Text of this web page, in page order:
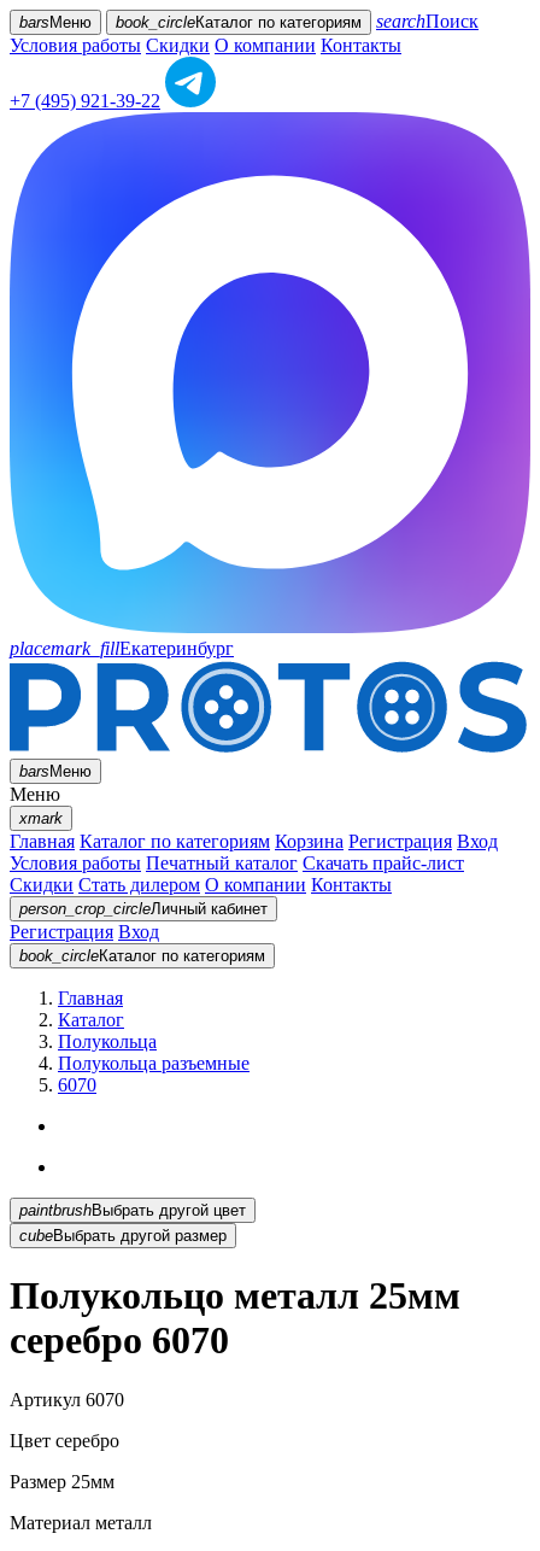
bars Меню book_circleКаталог по категориям searchПоиск
Условия работы Скидки О компании Контакты
+7 (495) 921-39-22
placemark_fillЕкатеринбург
barsМеню
Меню
xmark
Главная Каталог по категориям Корзина Регистрация Вход
Условия работы Печатный каталог Скачать прайс-лист
Скидки Стать дилером О компании Контакты
person_crop_circleЛичный кабинет
Регистрация Вход
book_circleКаталог по категориям
Главная
Каталог
Полукольца
Полукольца разъемные
6070
paintbrush
Выбрать другой цвет
cubeВыбрать другой размер
Полукольцо металл 25мм
серебро 6070
Артикул 6070
Цвет серебро
Размер 25мм
Материал металл